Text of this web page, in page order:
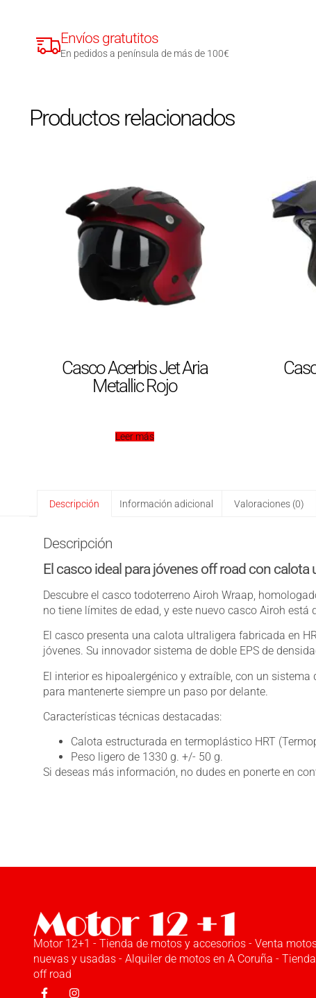
Envíos gratutitos
En pedidos a península de más de 100€
Productos relacionados
Casco Acerbis Jet Aria
Metallic Rojo
Leer más
Descripción Información adicional Valoraciones (0)
Descripción
El casco ideal para jóvenes off road con
Descubre el casco todoterreno Airoh Wraap,
no tiene límites de edad, y este nuevo casco Airoh
El casco presenta una calota ultraligera fabricada en
jóvenes. Su innovador sistema de doble EPS de
El interior es hipoalergénico y extraíble, con un
para mantenerte siempre un paso por delante.
Características técnicas destacadas:
Calota estructurada en termoplástico HRT
Peso ligero de 1330 g. +/- 50 g.
Si deseas más información, no dudes en ponerte en
Motor 12+1 - Tienda de motos y accesorios - Venta
nuevas y usadas - Alquiler de motos en A Coruña - Tienda
off road